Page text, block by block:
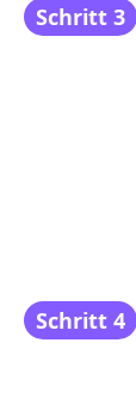
Schritt 3
Schritt 4